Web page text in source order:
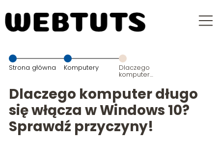
Strona główna Komputery Dlaczego
komputer
włącza w
Windows 10?
przyczyny!
Dlaczego komputer długo
się włącza w Windows 10?
Sprawdź przyczyny!